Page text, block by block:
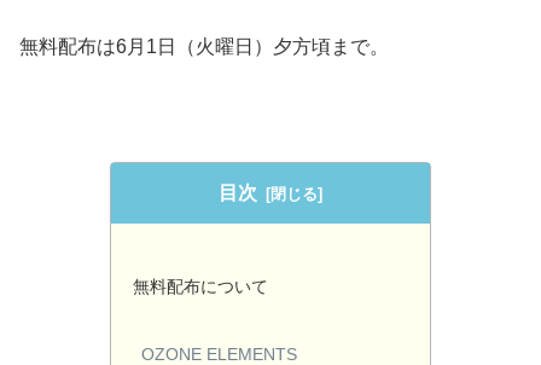
無料配布は6月1日（火曜日）夕方頃まで。
目次
無料配布について
OZONE ELEMENTS